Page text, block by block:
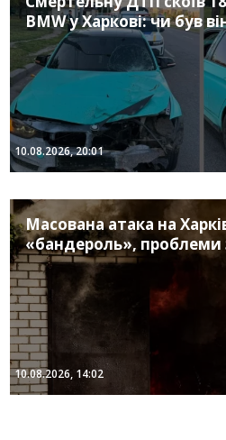
BMW у Харкові: чи був
10.08.2026, 20:01
Масована атака на
«бандероль», проблеми
10.08.2026, 14:02